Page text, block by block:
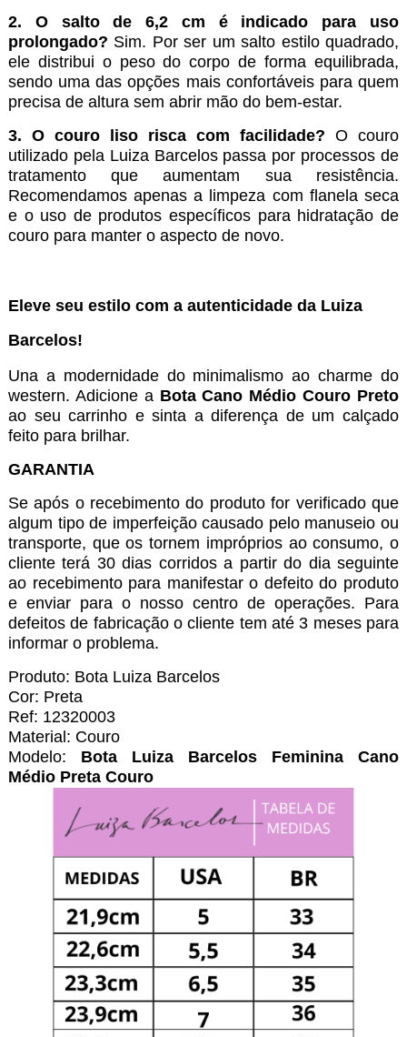
2. O salto de 6,2 cm é indicado para uso
prolongado? Sim. Por ser um salto estilo quadrado,
ele distribui o peso do corpo de forma equilibrada,
sendo uma das opções mais confortáveis para quem
precisa de altura sem abrir mão do bem-estar.
3. O couro liso risca com facilidade? O couro
utilizado pela Luiza Barcelos passa por processos de
tratamento que aumentam sua resistência.
Recomendamos apenas a limpeza com flanela seca
e o uso de produtos específicos para hidratação de
couro para manter o aspecto de novo.
Eleve seu estilo com a autenticidade da Luiza
Barcelos!
Una a modernidade do minimalismo ao charme do
western. Adicione a Bota Cano Médio Couro Preto
ao seu carrinho e sinta a diferença de um calçado
feito para brilhar.
GARANTIA
Se após o recebimento do produto for verificado que
algum tipo de imperfeição causado pelo manuseio ou
transporte, que os tornem impróprios ao consumo, o
cliente terá 30 dias corridos a partir do dia seguinte
ao recebimento para manifestar o defeito do produto
e enviar para o nosso centro de operações. Para
defeitos de fabricação o cliente tem até 3 meses para
informar o problema.
Produto: Bota Luiza Barcelos
Cor: Preta
Ref: 12320003
Material: Couro
Modelo: Bota Luiza Barcelos Feminina Cano
Médio Preta Couro